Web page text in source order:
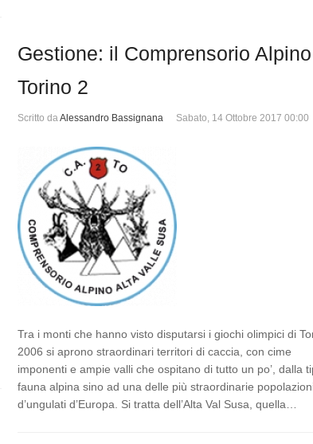
Gestione: il Comprensorio Alpino
Torino 2
Scritto daAlessandro Bassignana Sabato, 14 Ottobre 2017 00:00
Tra i monti che hanno visto disputarsi i giochi olimpici di
2006 si aprono straordinari territori di caccia, con cime
imponenti e ampie valli che ospitano di tutto un po’, dalla
fauna alpina sino ad una delle più straordinarie
d’ungulati d’Europa. Si tratta dell’Alta Val Susa, quella…